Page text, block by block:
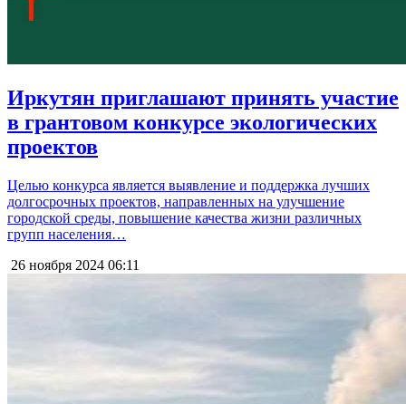
Иркутян приглашают принять участие
в грантовом конкурсе экологических
проектов
Целью конкурса является выявление и поддержка лучших
долгосрочных проектов, направленных на улучшение
городской среды, повышение качества жизни различных
групп населения…
26 ноября 2024 06:11